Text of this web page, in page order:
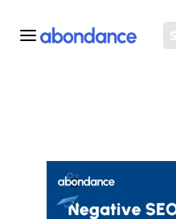
Solutions